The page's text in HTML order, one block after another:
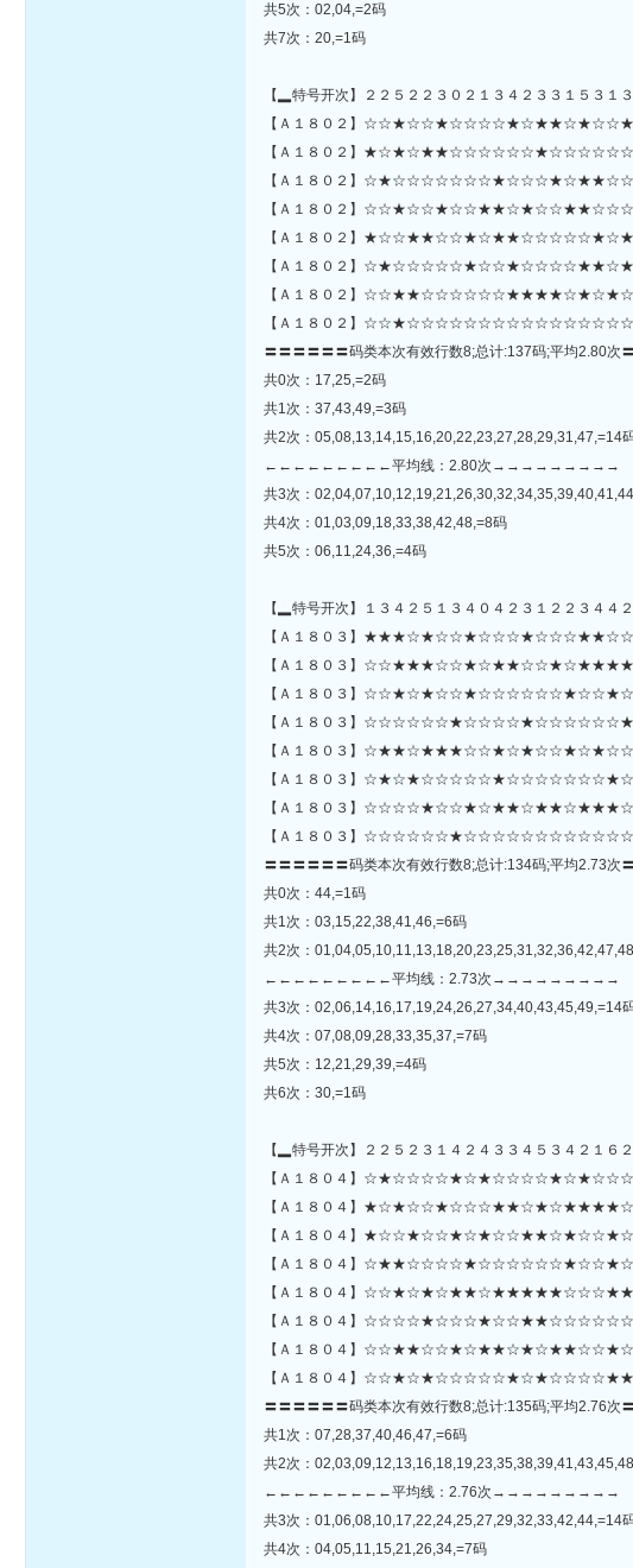
共5次：02,04,=2码
共7次：20,=1码
【▂特号开次】２２５２２３０２１３４２３３１５３１
【Ａ１８０２】
【Ａ１８０２】
【Ａ１８０２】
【Ａ１８０２】
【Ａ１８０２】
【Ａ１８０２】
【Ａ１８０２】
【Ａ１８０２】
〓〓〓〓〓〓码类本次有效行数8;总计:137码;平均2.80次
共0次：17,25,=2码
共1次：37,43,49,=3码
共2次：05,08,13,14,15,16,20,22,23,27,28,29,31,47,=14
←←←←←←←←←平均线：2.80次→→→→→→→→→
共3次：
共4次：01,03,09,18,33,38,42,48,=8码
共5次：06,11,24,36,=4码
【▂特号开次】１３４２５１３４０４２３１２２３４４
【Ａ１８０３】
【Ａ１８０３】
【Ａ１８０３】
【Ａ１８０３】
【Ａ１８０３】
【Ａ１８０３】
【Ａ１８０３】
【Ａ１８０３】
〓〓〓〓〓〓码类本次有效行数8;总计:134码;平均2.73次
共0次：44,=1码
共1次：03,15,22,38,41,46,=6码
共2次：
←←←←←←←←←平均线：2.73次→→→→→→→→→
共3次：02,06,14,16,17,19,24,26,27,34,40,43,45,49,=14
共4次：07,08,09,28,33,35,37,=7码
共5次：12,21,29,39,=4码
共6次：30,=1码
【▂特号开次】２２５２３１４２４３３４５３４２１６
【Ａ１８０４】
【Ａ１８０４】
【Ａ１８０４】
【Ａ１８０４】
【Ａ１８０４】
【Ａ１８０４】
【Ａ１８０４】
【Ａ１８０４】
〓〓〓〓〓〓码类本次有效行数8;总计:135码;平均2.76次
共1次：07,28,37,40,46,47,=6码
共2次：
←←←←←←←←←平均线：2.76次→→→→→→→→→
共3次：01,06,08,10,17,22,24,25,27,29,32,33,42,44,=14
共4次：04,05,11,15,21,26,34,=7码